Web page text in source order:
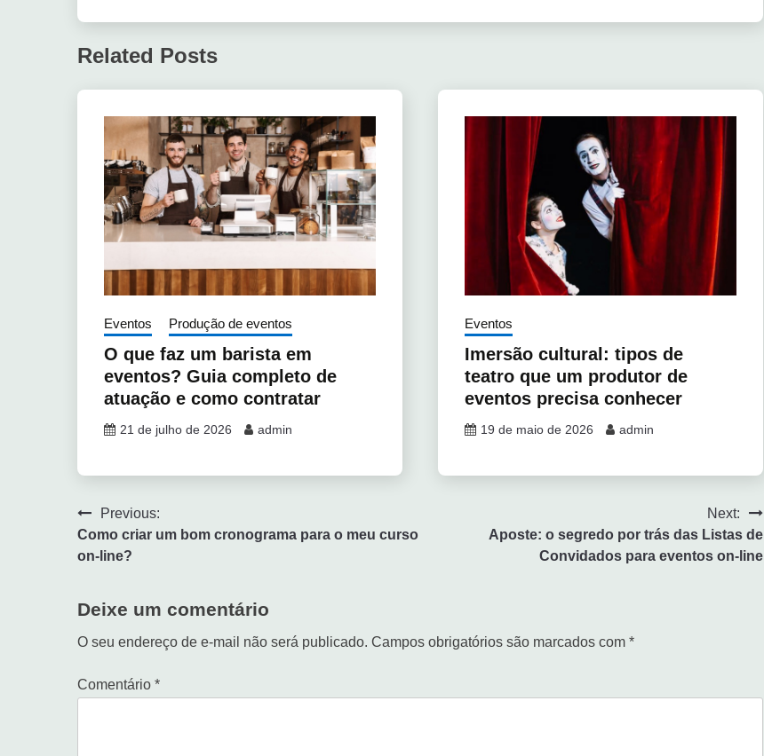
Related Posts
Eventos Produção de eventos
O que faz um barista em
eventos? Guia completo de
atuação e como contratar
21 de julho de 2026 admin
Eventos
Imersão cultural: tipos de
teatro que um produtor de
eventos precisa conhecer
19 de maio de 2026 admin
Previous:
Como criar um bom cronograma para o meu curso
on-line?
Next:
Aposte: o segredo por trás das Listas de
Convidados para eventos on-line
Deixe um comentário
O seu endereço de e-mail não será publicado. Campos obrigatórios são marcados com *
Comentário *